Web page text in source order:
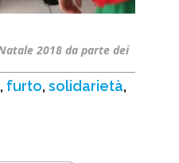
2018 da parte dei
, furto, solidarietà,